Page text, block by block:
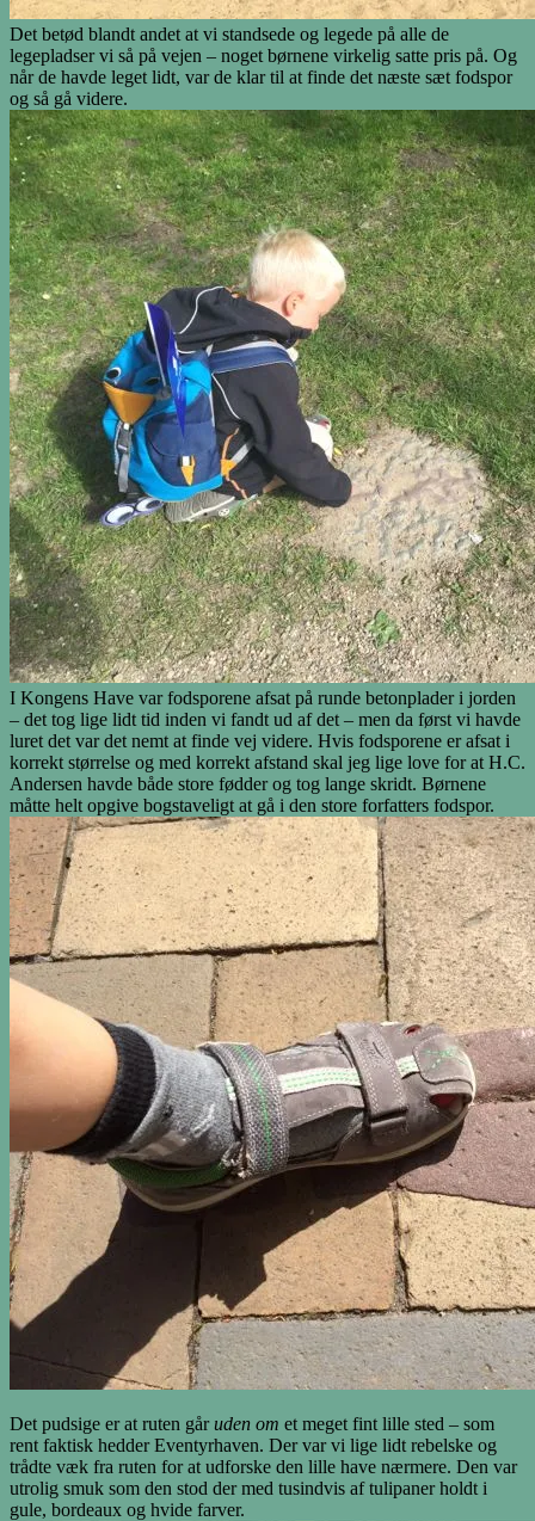
Det betød blandt andet at vi standsede og legede på alle de
legepladser vi så på vejen – noget børnene virkelig satte pris på. Og
når de havde leget lidt, var de klar til at finde det næste sæt fodspor
og så gå videre.
I Kongens Have var fodsporene afsat på runde betonplader i jorden
– det tog lige lidt tid inden vi fandt ud af det – men da først vi havde
luret det var det nemt at finde vej videre. Hvis fodsporene er afsat i
korrekt størrelse og med korrekt afstand skal jeg lige love for at H.C.
Andersen havde både store fødder og tog lange skridt. Børnene
måtte helt opgive bogstaveligt at gå i den store forfatters fodspor.
Det pudsige er at ruten gåruden om et meget fint lille sted – som
rent faktisk hedder Eventyrhaven. Der var vi lige lidt rebelske og
trådte væk fra ruten for at udforske den lille have nærmere. Den var
utrolig smuk som den stod der med tusindvis af tulipaner holdt i
gule, bordeaux og hvide farver.